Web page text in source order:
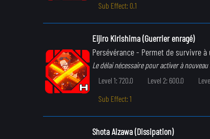
Sub Effect: 0.1
Eijiro Kirishima (Guerrier enragé)
Persévérance- Permet de survivre à
Le délai nécessaire pour activer à
Level 1: 720.0
Level 2: 600.0
Sub Effect: 1
Shota Aizawa (Dissipation)